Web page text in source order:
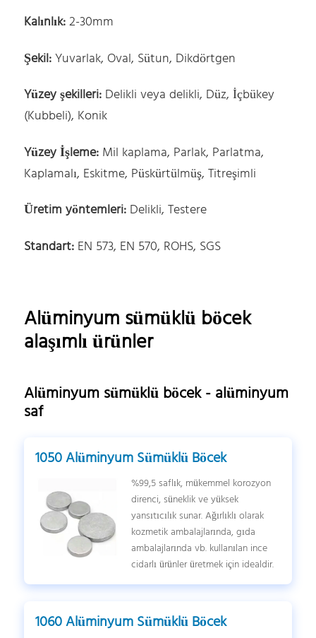
Kalınlık:2-30mm
Şekil:Yuvarlak, Oval, Sütun, Dikdörtgen
Yüzey şekilleri: Delikli veya delikli, Düz, İçbükey
(Kubbeli), Konik
Yüzey İşleme: Mil kaplama, Parlak, Parlatma,
Kaplamalı, Eskitme, Püskürtülmüş, Titreşimli
Üretim yöntemleri: Delikli, Testere
Standart: EN 573, EN 570, ROHS, SGS
Alüminyum sümüklü böcek
alaşımlı ürünler
Alüminyum sümüklü böcek - alüminyum
saf
1050 Alüminyum Sümüklü Böcek
%99,5 saflık, mükemmel korozyon
direnci, süneklik ve yüksek
yansıtıcılık sunar. Ağırlıklı olarak
kozmetik ambalajlarında, gıda
ambalajlarında vb. kullanılan ince
cidarlı ürünler üretmek için idealdir.
1060 Alüminyum Sümüklü Böcek